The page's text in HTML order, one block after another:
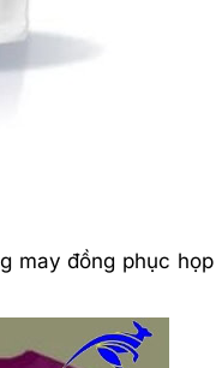
đồng phục